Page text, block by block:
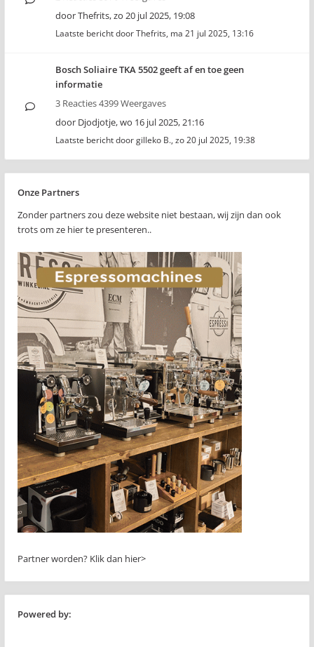
doorThefrits,zo 20 jul 2025, 19:08
Laatste bericht doorThefrits, ma 21 jul 2025, 13:16
Bosch Soliaire TKA 5502 geeft af en toe geen
informatie
3 Reacties 4399 Weergaves
door Djodjotje,wo 16 jul 2025, 21:16
Laatste bericht doorgilleko B., zo 20 jul 2025, 19:38
Onze Partners
Zonder partners zou deze website niet bestaan, wij zijn dan ook
trots om ze hier te presenteren..
Partner worden? Klik dan hier>
Powered by: